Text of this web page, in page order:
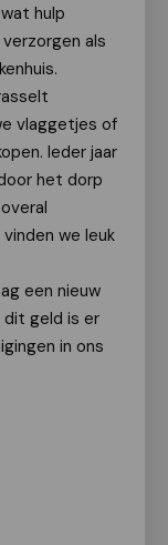
hulp
als
vlaggetjes of
Ieder jaar
het dorp
we leuk
een nieuw
dit geld is er
in ons